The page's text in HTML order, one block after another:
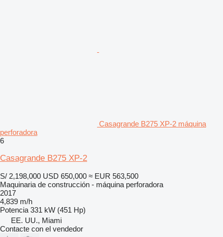
Casagrande B275 XP-2 máquina
perforadora
6
Casagrande B275 XP-2
S/ 2,198,000 USD 650,000 ≈ EUR 563,500
Maquinaria de construcción - máquina perforadora
2017
4,839 m/h
Potencia 331 kW (451 Hp)
EE. UU., Miami
Contacte con el vendedor